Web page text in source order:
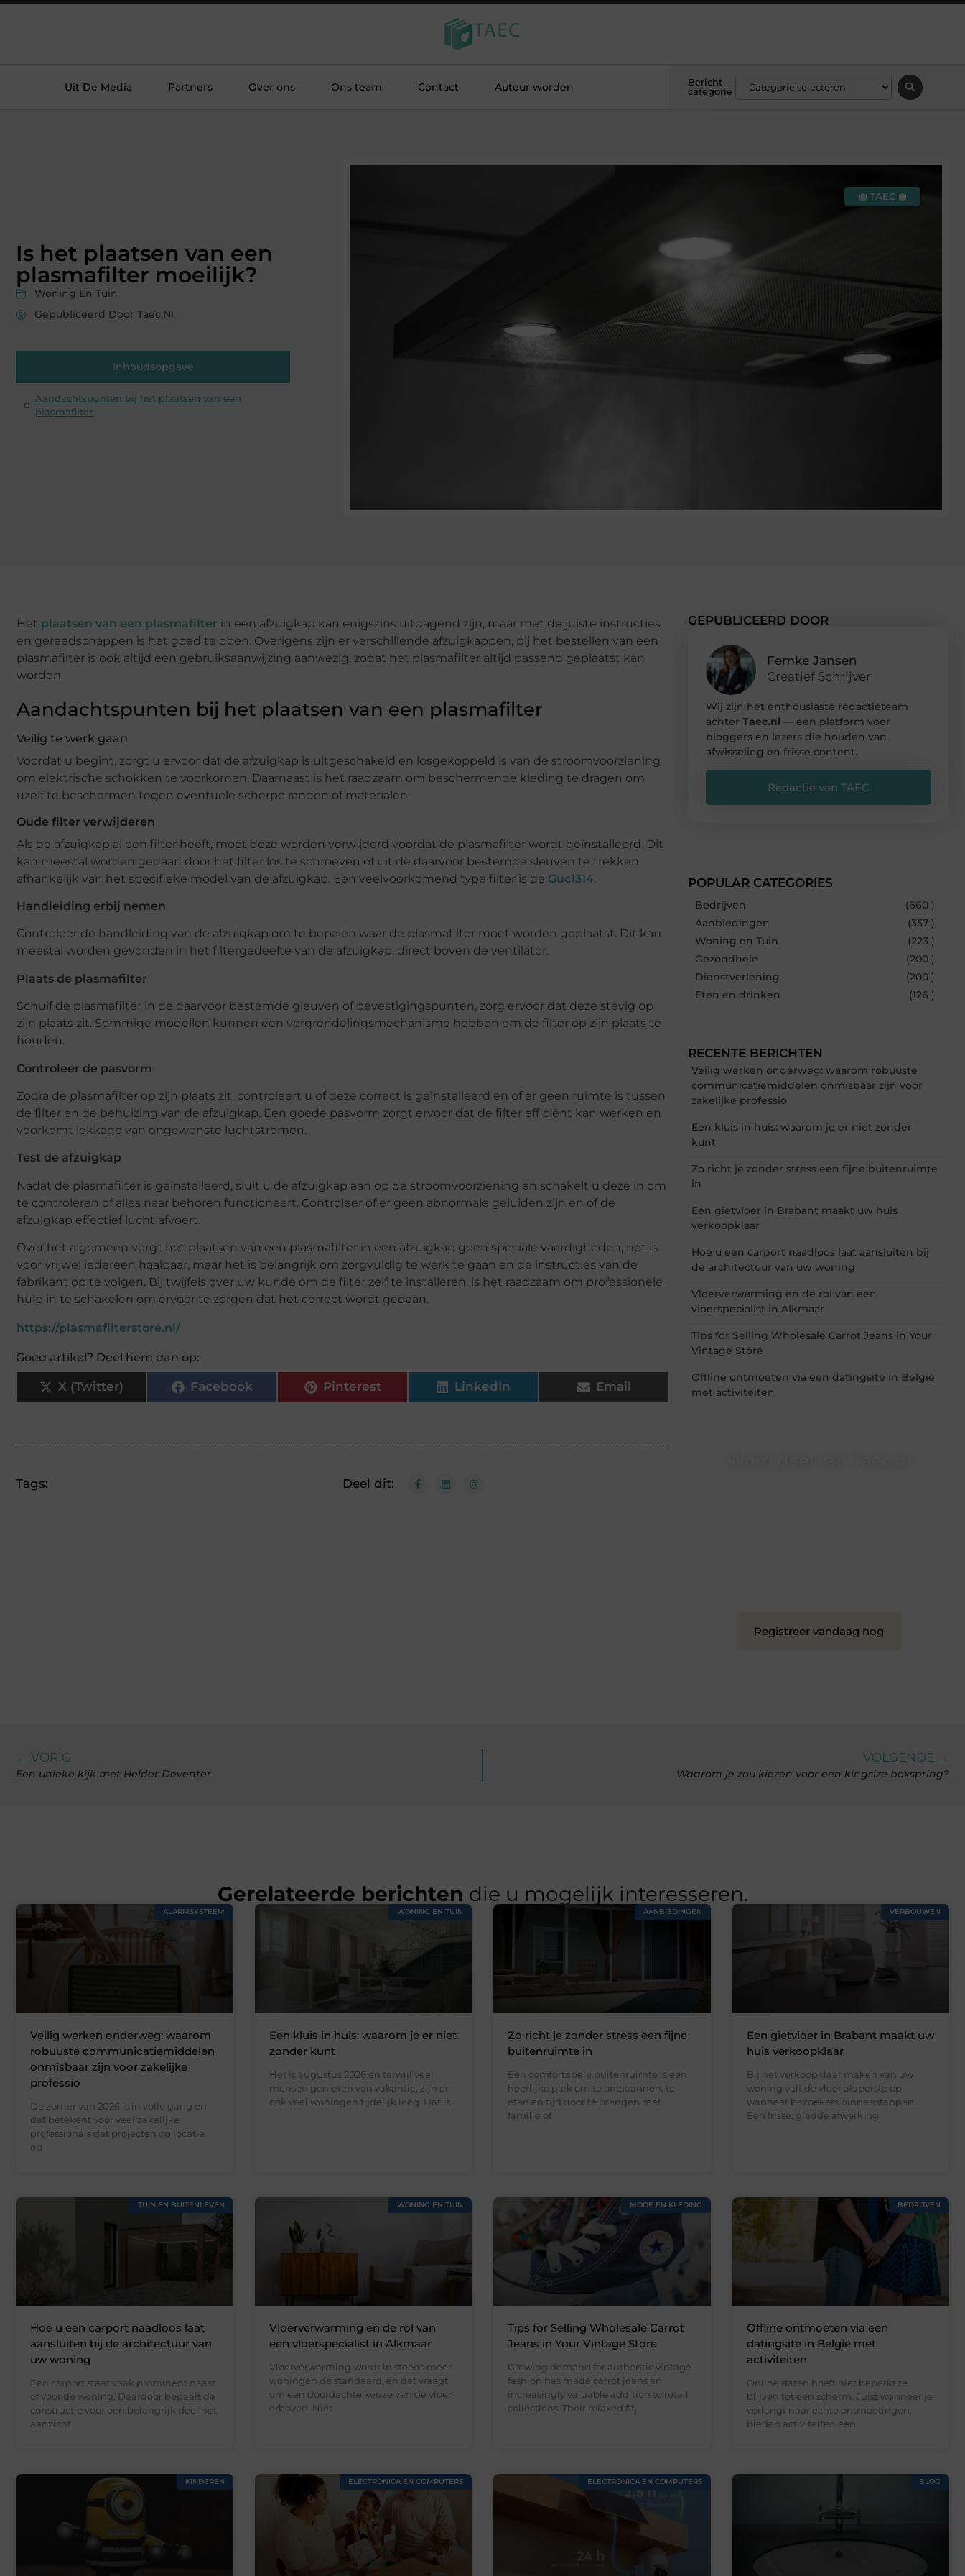
Uit De Media Partners Over ons Ons team Contact Auteur worden
Bericht
categorie
Is het plaatsen van een
plasmafilter moeilijk?
Woning En Tuin
Gepubliceerd Door Taec.nl
Inhoudsopgave
Aandachtspunten bij het plaatsen van een
plasmafilter
◉ TAEC ◉
Het plaatsen van een plasmafilter in een afzuigkap kan enigszins uitdagend zijn, maar met de juiste instructies
en gereedschappen is het goed te doen. Overigens zijn er verschillende afzuigkappen, bij het bestellen van een
plasmafilter is ook altijd een gebruiksaanwijzing aanwezig, zodat het plasmafilter altijd passend geplaatst kan
worden.
Aandachtspunten bij het plaatsen van een plasmafilter
Veilig te werk gaan
Voordat u begint, zorgt u ervoor dat de afzuigkap is uitgeschakeld en losgekoppeld is van de stroomvoorziening
om elektrische schokken te voorkomen. Daarnaast is het raadzaam om beschermende kleding te dragen om
uzelf te beschermen tegen eventuele scherpe randen of materialen.
Oude filter verwijderen
Als de afzuigkap al een filter heeft, moet deze worden verwijderd voordat de plasmafilter wordt geïnstalleerd. Dit
kan meestal worden gedaan door het filter los te schroeven of uit de daarvoor bestemde sleuven te trekken,
afhankelijk van het specifieke model van de afzuigkap. Een veelvoorkomend type filter is de Guc1314.
Handleiding erbij nemen
Controleer de handleiding van de afzuigkap om te bepalen waar de plasmafilter moet worden geplaatst. Dit kan
meestal worden gevonden in het filtergedeelte van de afzuigkap, direct boven de ventilator.
Plaats de plasmafilter
Schuif de plasmafilter in de daarvoor bestemde gleuven of bevestigingspunten, zorg ervoor dat deze stevig op
zijn plaats zit. Sommige modellen kunnen een vergrendelingsmechanisme hebben om de filter op zijn plaats te
houden.
Controleer de pasvorm
Zodra de plasmafilter op zijn plaats zit, controleert u of deze correct is geïnstalleerd en of er geen ruimte is tussen
de filter en de behuizing van de afzuigkap. Een goede pasvorm zorgt ervoor dat de filter efficiënt kan werken en
voorkomt lekkage van ongewenste luchtstromen.
Test de afzuigkap
Nadat de plasmafilter is geïnstalleerd, sluit u de afzuigkap aan op de stroomvoorziening en schakelt u deze in om
te controleren of alles naar behoren functioneert. Controleer of er geen abnormale geluiden zijn en of de
afzuigkap effectief lucht afvoert.
Over het algemeen vergt het plaatsen van een plasmafilter in een afzuigkap geen speciale vaardigheden, het is
voor vrijwel iedereen haalbaar, maar het is belangrijk om zorgvuldig te werk te gaan en de instructies van de
fabrikant op te volgen. Bij twijfels over uw kunde om de filter zelf te installeren, is het raadzaam om professionele
hulp in te schakelen om ervoor te zorgen dat het correct wordt gedaan.
https://plasmafilterstore.nl/
Goed artikel? Deel hem dan op:
X (Twitter) Facebook Pinterest LinkedIn Email
Tags: Deel dit:
GEPUBLICEERD DOOR
Femke Jansen
Creatief Schrijver
Wij zijn het enthousiaste redactieteam
achter Taec.nl — een platform voor
bloggers en lezers die houden van
afwisseling en frisse content.
Redactie van TAEC
POPULAR CATEGORIES
Bedrijven
(660 )
Aanbiedingen
(357 )
Woning en Tuin
(223 )
Gezondheid
(200 )
Dienstverlening
(200 )
Eten en drinken
(126 )
RECENTE BERICHTEN
Veilig werken onderweg: waarom robuuste
communicatiemiddelen onmisbaar zijn voor
zakelijke professio
Een kluis in huis: waarom je er niet zonder
kunt
Zo richt je zonder stress een fijne buitenruimte
in
Een gietvloer in Brabant maakt uw huis
verkoopklaar
Hoe u een carport naadloos laat aansluiten bij
de architectuur van uw woning
Vloerverwarming en de rol van een
vloerspecialist in Alkmaar
Tips for Selling Wholesale Carrot Jeans in Your
Vintage Store
Offline ontmoeten via een datingsite in België
met activiteiten
Registreer vandaag nog
← VORIG
Een unieke kijk met Helder Deventer
VOLGENDE →
Waarom je zou kiezen voor een kingsize boxspring?
Gerelateerde berichten die u mogelijk interesseren.
ALARMSYSTEEM
Veilig werken onderweg: waarom
robuuste communicatiemiddelen
onmisbaar zijn voor zakelijke
professio
De zomer van 2026 is in volle gang en
dat betekent voor veel zakelijke
professionals dat projecten op locatie
op
WONING EN TUIN
Een kluis in huis: waarom je er niet
zonder kunt
Het is augustus 2026 en terwijl veel
mensen genieten van vakantie, zijn er
ook veel woningen tijdelijk leeg. Dat is
AANBIEDINGEN
Zo richt je zonder stress een fijne
buitenruimte in
Een comfortabele buitenruimte is een
heerlijke plek om te ontspannen, te
eten en tijd door te brengen met
familie of
VERBOUWEN
Een gietvloer in Brabant maakt uw
huis verkoopklaar
Bij het verkoopklaar maken van uw
woning valt de vloer als eerste op
wanneer bezoekers binnenstappen.
Een frisse, gladde afwerking
TUIN EN BUITENLEVEN
Hoe u een carport naadloos laat
aansluiten bij de architectuur van
uw woning
Een carport staat vaak prominent naast
of voor de woning. Daardoor bepaalt de
constructie voor een belangrijk deel het
aanzicht
WONING EN TUIN
Vloerverwarming en de rol van
een vloerspecialist in Alkmaar
Vloerverwarming wordt in steeds meer
woningen de standaard, en dat vraagt
om een doordachte keuze van de vloer
erboven. Niet
MODE EN KLEDING
Tips for Selling Wholesale Carrot
Jeans in Your Vintage Store
Growing demand for authentic vintage
fashion has made carrot jeans an
increasingly valuable addition to retail
collections. Their relaxed fit,
BEDRIJVEN
Offline ontmoeten via een
datingsite in België met
activiteiten
Online daten hoeft niet beperkt te
blijven tot een scherm. Juist wanneer je
verlangt naar echte ontmoetingen,
bieden activiteiten een
KINDEREN ELECTRONICA EN COMPUTERS ELECTRONICA EN COMPUTERS BLOG